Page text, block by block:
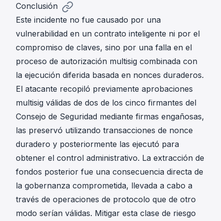
Conclusión
Este incidente no fue causado por una
vulnerabilidad en un contrato inteligente ni por el
compromiso de claves, sino por una falla en el
proceso de autorización multisig combinada con
la ejecución diferida basada en nonces duraderos.
El atacante recopiló previamente aprobaciones
multisig válidas de dos de los cinco firmantes del
Consejo de Seguridad mediante firmas engañosas,
las preservó utilizando transacciones de nonce
duradero y posteriormente las ejecutó para
obtener el control administrativo. La extracción de
fondos posterior fue una consecuencia directa de
la gobernanza comprometida, llevada a cabo a
través de operaciones de protocolo que de otro
modo serían válidas. Mitigar esta clase de riesgo